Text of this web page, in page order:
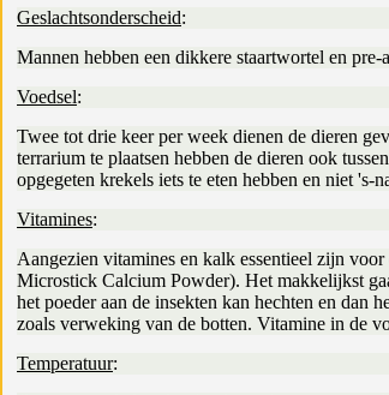
Geslachtsonderscheid:
Mannen hebben een dikkere staartwortel en
Voedsel:
Twee tot drie keer per week dienen de dieren
terrarium te plaatsen hebben de dieren ook
opgegeten krekels iets te eten hebben en niet 's-
Vitamines:
Aangezien vitamines en kalk essentieel zijn
Microstick Calcium Powder). Het makkelijkst
het poeder aan de insekten kan hechten en dan
zoals verweking van de botten. Vitamine in de
Temperatuur: